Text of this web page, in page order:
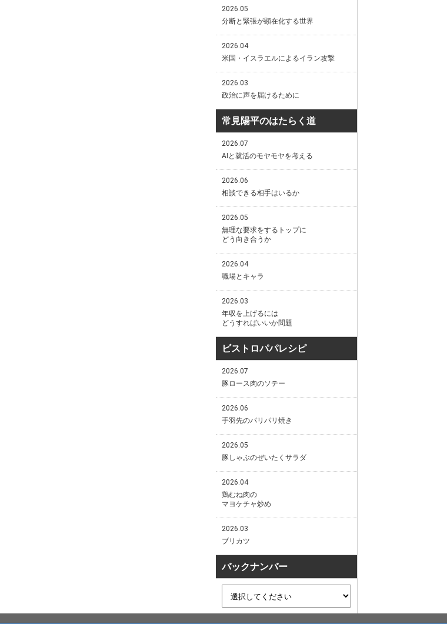
2026.05
分断と緊張が顕在化する世界
2026.04
米国・イスラエルによるイラン攻撃
2026.03
政治に声を届けるために
常見陽平のはたらく道
2026.07
AIと就活のモヤモヤを考える
2026.06
相談できる相手はいるか
2026.05
無理な要求をするトップに
どう向き合うか
2026.04
職場とキャラ
2026.03
年収を上げるには
どうすればいいか問題
ビストロパパレシピ
2026.07
豚ロース肉のソテー
2026.06
手羽先のパリパリ焼き
2026.05
豚しゃぶのぜいたくサラダ
2026.04
鶏むね肉の
マヨケチャ炒め
2026.03
ブリカツ
バックナンバー